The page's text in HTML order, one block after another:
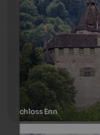
Schloss Enn